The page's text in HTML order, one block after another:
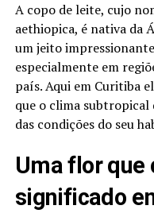
A copo de leite, cujo
aethiopica, é nativa da
um jeito
especialmente em
país. Aqui em Curitiba
que o clima
das condições do seu
Uma flor que
significado